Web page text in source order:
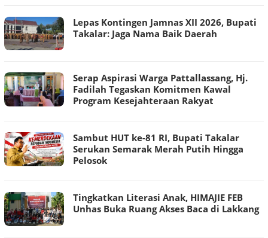
Lepas Kontingen Jamnas XII 2026, Bupati
Takalar: Jaga Nama Baik Daerah
Serap Aspirasi Warga Pattallassang, Hj.
Fadilah Tegaskan Komitmen Kawal
Program Kesejahteraan Rakyat
Sambut HUT ke-81 RI, Bupati Takalar
Serukan Semarak Merah Putih Hingga
Pelosok
Tingkatkan Literasi Anak, HIMAJIE FEB
Unhas Buka Ruang Akses Baca di Lakkang